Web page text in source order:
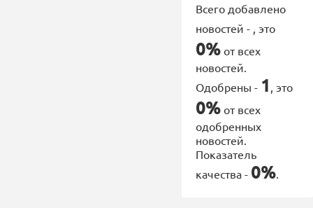
Всего добавлено
новостей - , это
0% от всех
новостей.
Одобрены - 1 , это
0% от всех
одобренных
новостей.
Показатель
качества - 0%.